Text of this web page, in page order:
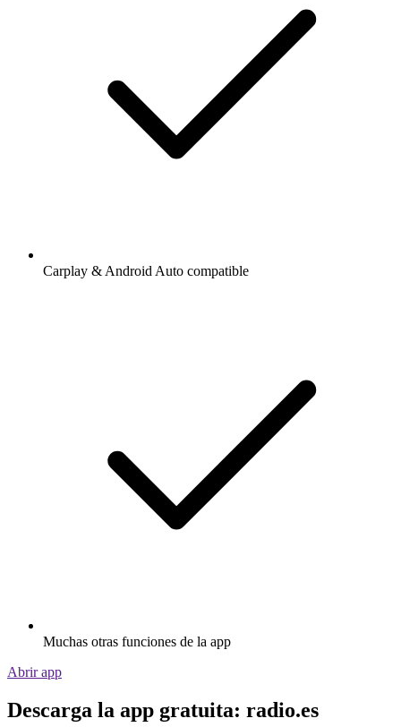
Carplay & Android Auto compatible
Muchas otras funciones de la app
Abrir app
Descarga la app gratuita: radio.es